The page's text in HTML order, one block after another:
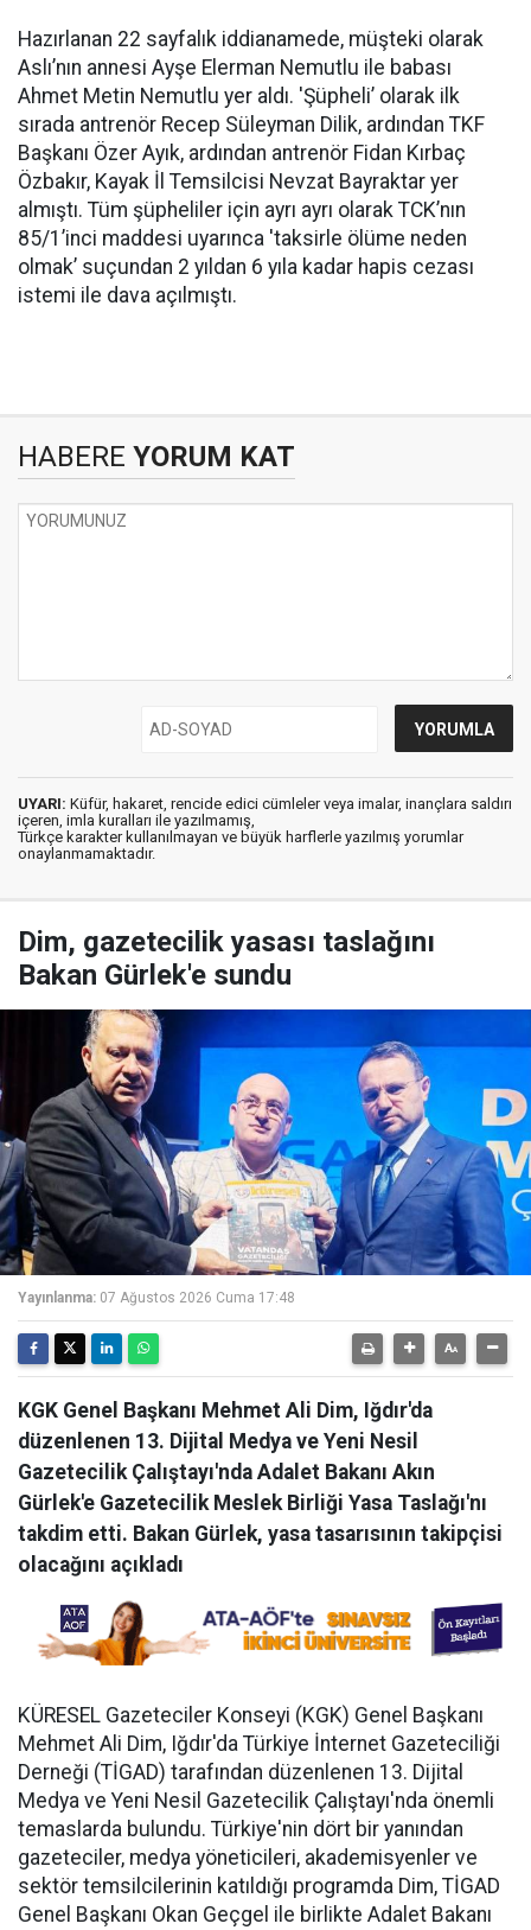
Hazırlanan 22 sayfalık iddianamede, müşteki olarak
Aslı’nın annesi Ayşe Elerman Nemutlu ile babası
Ahmet Metin Nemutlu yer aldı. 'Şüpheli’ olarak ilk
sırada antrenör Recep Süleyman Dilik, ardından TKF
Başkanı Özer Ayık, ardından antrenör Fidan Kırbaç
Özbakır, Kayak İl Temsilcisi Nevzat Bayraktar yer
almıştı. Tüm şüpheliler için ayrı ayrı olarak TCK’nın
85/1’inci maddesi uyarınca 'taksirle ölüme neden
olmak’ suçundan 2 yıldan 6 yıla kadar hapis cezası
istemi ile dava açılmıştı.
HABERE YORUM KAT
UYARI: Küfür, hakaret, rencide edici cümleler veya imalar, inançlara saldırı
içeren, imla kuralları ile yazılmamış,
Türkçe karakter kullanılmayan ve büyük harflerle yazılmış yorumlar
onaylanmamaktadır.
Dim, gazetecilik yasası taslağını
Bakan Gürlek'e sundu
Yayınlanma: 07 Ağustos 2026 Cuma 17:48
KGK Genel Başkanı Mehmet Ali Dim, Iğdır'da
düzenlenen 13. Dijital Medya ve Yeni Nesil
Gazetecilik Çalıştayı'nda Adalet Bakanı Akın
Gürlek'e Gazetecilik Meslek Birliği Yasa Taslağı'nı
takdim etti. Bakan Gürlek, yasa tasarısının takipçisi
olacağını açıkladı
KÜRESEL Gazeteciler Konseyi (KGK) Genel Başkanı
Mehmet Ali Dim, Iğdır'da Türkiye İnternet Gazeteciliği
Derneği (TİGAD) tarafından düzenlenen 13. Dijital
Medya ve Yeni Nesil Gazetecilik Çalıştayı'nda önemli
temaslarda bulundu. Türkiye'nin dört bir yanından
gazeteciler, medya yöneticileri, akademisyenler ve
sektör temsilcilerinin katıldığı programda Dim, TİGAD
Genel Başkanı Okan Geçgel ile birlikte Adalet Bakanı